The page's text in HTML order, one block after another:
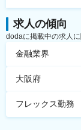
求人の傾向
dodaに掲載中の求人
金融業界
大阪府
フレックス勤務